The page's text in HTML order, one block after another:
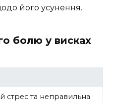
його усунення.
болю у висках
стрес та неправильна